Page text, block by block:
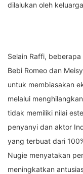
dilalukan oleh
Selain Raffi,
Bebi Romeo dan
untuk membiasakan
melalui
tidak memiliki nilai
penyanyi dan aktor
yang terbuat dari
Nugie menyatakan
meningkatkan